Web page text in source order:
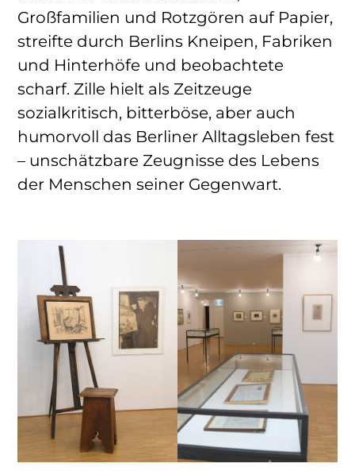
Großfamilien und Rotzgören auf Papier,
streifte durch Berlins Kneipen, Fabriken
und Hinterhöfe und beobachtete
scharf. Zille hielt als Zeitzeuge
sozialkritisch, bitterböse, aber auch
humorvoll das Berliner Alltagsleben fest
– unschätzbare Zeugnisse des Lebens
der Menschen seiner Gegenwart.